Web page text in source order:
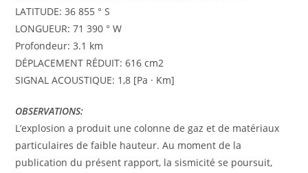
LATITUDE: 36 855 ° S
LONGUEUR: 71 390 ° W
Profondeur: 3.1 km
DÉPLACEMENT RÉDUIT: 616 cm2
SIGNAL ACOUSTIQUE: 1,8 [Pa · Km]
OBSERVATIONS:
L’explosion a produit une colonne de gaz et de matériaux
particulaires de faible hauteur. Au moment de la
publication du présent rapport, la sismicité se poursuit,